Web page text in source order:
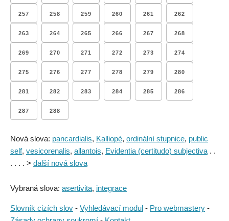
257 258 259 260 261 262
263 264 265 266 267 268
269 270 271 272 273 274
275 276 277 278 279 280
281 282 283 284 285 286
287 288
Nová slova: pancardialis, Kalliopé, ordinální stupnice, public
self, vesicorenalis, allantois, Evidentia (certitudo) subjectiva . .
. . . . > další nová slova
Vybraná slova: asertivita, integrace
Slovník cizích slov - Vyhledávací modul - Pro webmastery -